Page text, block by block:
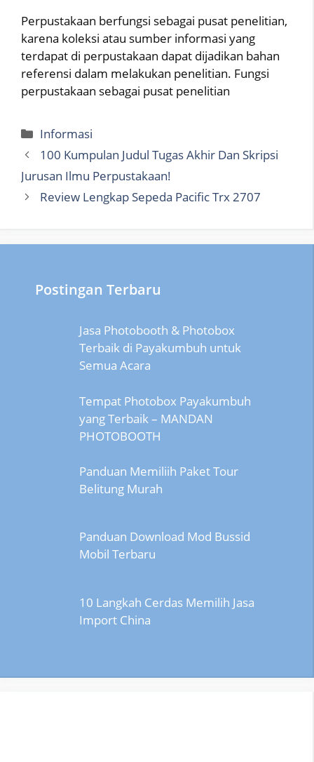
Perpustakaan berfungsi sebagai pusat penelitian,
karena koleksi atau sumber informasi yang
terdapat di perpustakaan dapat dijadikan bahan
referensi dalam melakukan penelitian. Fungsi
perpustakaan sebagai pusat penelitian
Categories
Informasi
100 Kumpulan Judul Tugas Akhir Dan Skripsi
Jurusan Ilmu Perpustakaan!
Review Lengkap Sepeda Pacific Trx 2707
Postingan Terbaru
Jasa Photobooth & Photobox
Terbaik di Payakumbuh untuk
Semua Acara
Tempat Photobox Payakumbuh
yang Terbaik – MANDAN
PHOTOBOOTH
Panduan Memiliih Paket Tour
Belitung Murah
Panduan Download Mod Bussid
Mobil Terbaru
10 Langkah Cerdas Memilih Jasa
Import China